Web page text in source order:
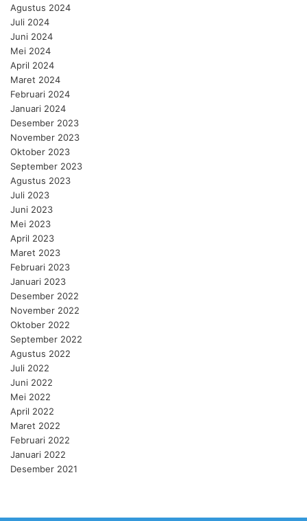
Agustus 2024
Juli 2024
Juni 2024
Mei 2024
April 2024
Maret 2024
Februari 2024
Januari 2024
Desember 2023
November 2023
Oktober 2023
September 2023
Agustus 2023
Juli 2023
Juni 2023
Mei 2023
April 2023
Maret 2023
Februari 2023
Januari 2023
Desember 2022
November 2022
Oktober 2022
September 2022
Agustus 2022
Juli 2022
Juni 2022
Mei 2022
April 2022
Maret 2022
Februari 2022
Januari 2022
Desember 2021